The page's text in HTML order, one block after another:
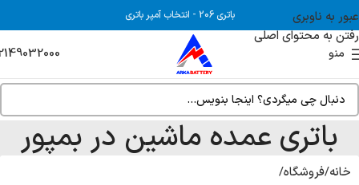
عبور به ناوبری
رفتن به محتوای اصلی
باتری 206 - انتخاب آمپر باتری
منو
باتری عمده ماشین در بمپور
خانه فروشگاه